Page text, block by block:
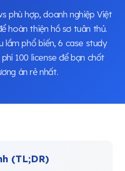
phù hợp, doanh nghiệp Việt
hoàn thiện hồ sơ tuân thủ.
lầm phổ biến, 6 case study
100 license để bạn chốt
án rẻ nhất.
(TL;DR)